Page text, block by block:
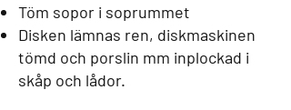
Töm sopor i soprummet
Disken lämnas ren, diskmaskinen
tömd och porslin mm inplockad i
skåp och lådor.